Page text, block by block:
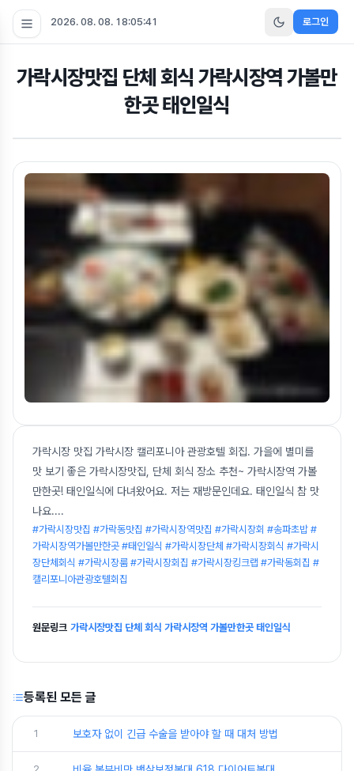
2026. 08. 08. 18:05:42 로그인
가락시장맛집 단체 회식 가락시장역 가볼만
한곳 태인일식
가락시장 맛집 가락시장 캘리포니아 관광호텔 회집. 가을에 별미를
맛 보기 좋은 가락시장맛집, 단체 회식 장소 추천~ 가락시장역 가볼
만한곳! 태인일식에 다녀왔어요. 저는 재방문인데요. 태인일식 참 맛
나요....
#가락시장맛집 #가락동맛집 #가락시장역맛집 #가락시장회 #송파초밥 #
가락시장역가볼만한곳 #태인일식 #가락시장단체 #가락시장회식 #가락시
장단체회식 #가락시장룸 #가락시장회집 #가락시장킹크랩 #가락동회집 #
캘리포니아관광호텔회집
원문링크 가락시장맛집 단체 회식 가락시장역 가볼만한곳 태인일식
등록된 모든 글
1 보호자 없이 긴급 수술을 받아야 할 때 대처 방법
2